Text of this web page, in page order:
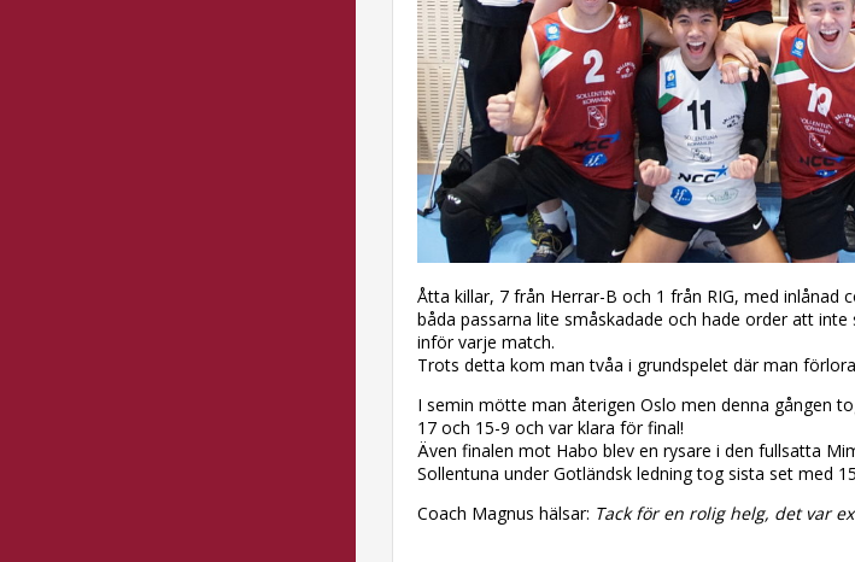
Åtta killar, 7 från Herrar-B och 1 från RIG, med
båda passarna lite småskadade och hade order att
inför varje match.
Trots detta kom man tvåa i grundspelet där man
I semin mötte man återigen Oslo men denna gången
17 och 15-9 och var klara för final!
Även finalen mot Habo blev en rysare i den fullsatta
Sollentuna under Gotländsk ledning tog sista set med
Coach Magnus hälsar: Tack för en rolig helg, det var